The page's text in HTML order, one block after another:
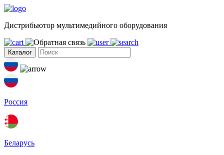
Дистрибьютор мультимедийного оборудования
Каталог
Россия
Беларусь